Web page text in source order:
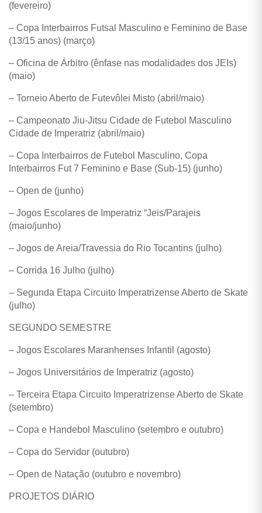
(fevereiro)
– Copa Interbairros Futsal Masculino e Feminino de Base
(13/15 anos) (março)
– Oficina de Árbitro (ênfase nas modalidades dos JEIs)
(maio)
– Torneio Aberto de Futevôlei Misto (abril/maio)
– Campeonato Jiu-Jitsu Cidade de Futebol Masculino
Cidade de Imperatriz (abril/maio)
– Copa Interbairros de Futebol Masculino, Copa
Interbairros Fut 7 Feminino e Base (Sub-15) (junho)
– Open de (junho)
– Jogos Escolares de Imperatriz “Jeis/Parajeis
(maio/junho)
– Jogos de Areia/Travessia do Rio Tocantins (julho)
– Corrida 16 Julho (julho)
– Segunda Etapa Circuito Imperatrizense Aberto de Skate
(julho)
SEGUNDO SEMESTRE
– Jogos Escolares Maranhenses Infantil (agosto)
– Jogos Universitários de Imperatriz (agosto)
– Terceira Etapa Circuito Imperatrizense Aberto de Skate
(setembro)
– Copa e Handebol Masculino (setembro e outubro)
– Copa do Servidor (outubro)
– Open de Natação (outubro e novembro)
PROJETOS DIÁRIO